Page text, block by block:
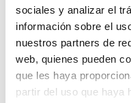
sociales y analizar el
información sobre el
nuestros partners de
web, quienes pueden
que les haya
partir del uso que haya